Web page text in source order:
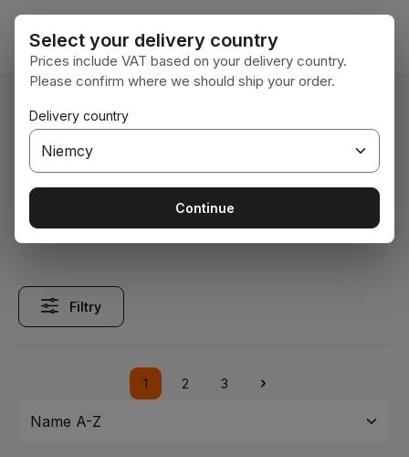
Przejdź do głównej zawartości
Jesteś tutaj: Home
Części silnikowe
Części silnikowe
Filtry
Strona
1
Strona
2
Strona
3
Select your delivery country
Prices include VAT based on your delivery country.
Please confirm where we should ship your order.
Delivery country
Continue